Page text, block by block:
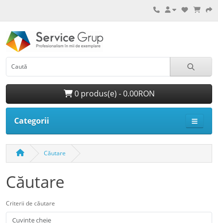
0 produs(e) - 0.00RON
Categorii
Căutare
Căutare
Criterii de căutare